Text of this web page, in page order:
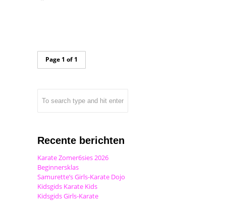
Page 1 of 1
Recente berichten
Karate Zomer6sies 2026
Beginnersklas
Samurette’s Girls-Karate Dojo
Kidsgids Karate Kids
Kidsgids Girls-Karate